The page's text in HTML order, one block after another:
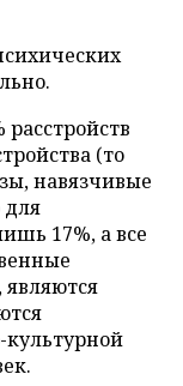
(то
навязчивые
для
17%, а все
являются
культурной